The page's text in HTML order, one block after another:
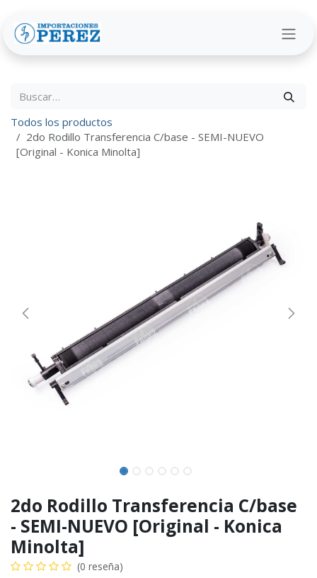
Todos los productos
2do Rodillo Transferencia C/base - SEMI-NUEVO
[Original - Konica Minolta]
2do Rodillo Transferencia C/base
- SEMI-NUEVO [Original - Konica
Minolta]
(0 reseña)